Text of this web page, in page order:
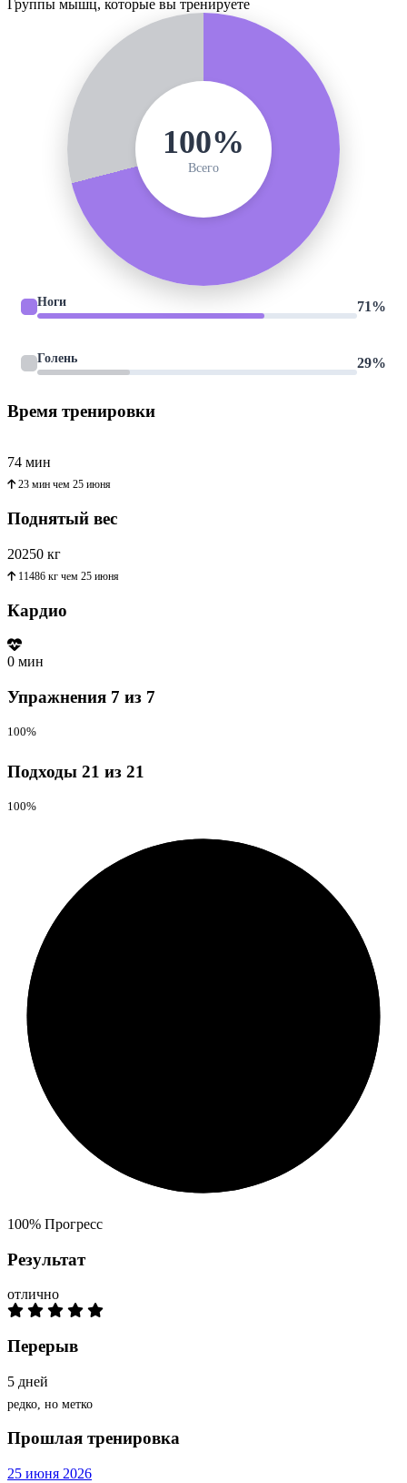
Группы мышц, которые вы тренируете
100%
Всего
Ноги 71%
Голень 29%
Время тренировки
74 мин
23 мин чем 25 июня
Поднятый вес
20250 кг
11486 кг чем 25 июня
Кардио
0 мин
Упражнения 7 из 7
100%
Подходы 21 из 21
100%
100% Прогресс
Результат
отлично
Перерыв
5 дней
редко, но метко
Прошлая тренировка
25 июня 2026